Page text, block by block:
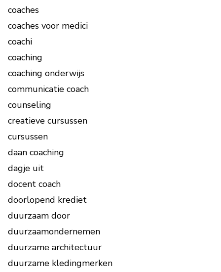
coaches
coaches voor medici
coachi
coaching
coaching onderwijs
communicatie coach
counseling
creatieve cursussen
cursussen
daan coaching
dagje uit
docent coach
doorlopend krediet
duurzaam door
duurzaamondernemen
duurzame architectuur
duurzame kledingmerken